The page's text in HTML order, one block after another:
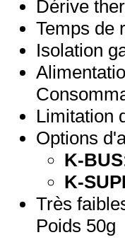
Dérive
Temps de
Isolation
Limitation
Options
K-BUS
K-
Très
Poids 50g